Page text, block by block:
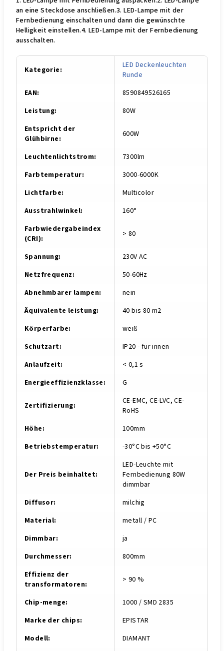
an eine Steckdose anschließen.3. LED-Lampe mit der
Fernbedienung einschalten und dann die gewünschte
Helligkeit einstellen.4. LED-Lampe mit der Fernbedienung
ausschalten.
Kategorie:
LED Deckenleuchten
Runde
EAN:
8590849526165
Leistung:
80W
Entspricht der
Glühbirne: 600W
Leuchtenlichtstrom:
7300lm
Farbtemperatur:
3000-6000K
Lichtfarbe:
Multicolor
Ausstrahlwinkel:
160°
Farbwiedergabeindex
(CRI): > 80
Spannung:
230V AC
Netzfrequenz:
50-60Hz
Abnehmbarer lampen:
nein
Äquivalente leistung:
40 bis 80 m2
Körperfarbe:
weiß
Schutzart:
IP20 - für innen
Anlaufzeit:
< 0,1 s
Energieeffizienzklasse: G
Zertifizierung:
CE-EMC, CE-LVC, CE-
RoHS
Höhe:
100mm
Betriebstemperatur: -30°C bis +50°C
Der Preis beinhaltet:
LED-Leuchte mit
Fernbedienung 80W
dimmbar
Diffusor:
milchig
Material:
metall / PC
Dimmbar:
ja
Durchmesser:
800mm
Effizienz der
transformatoren: > 90 %
Chip-menge:
1000 / SMD 2835
Marke der chips:
EPISTAR
Modell: DIAMANT